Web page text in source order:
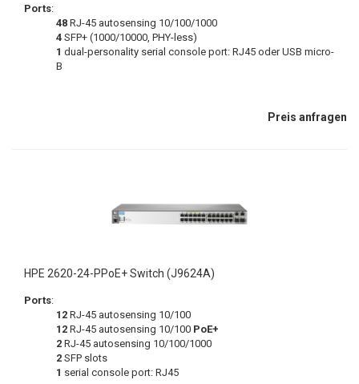
Ports:
48 RJ-45 autosensing 10/100/1000
4 SFP+ (1000/10000, PHY-less)
1 dual-personality serial console port: RJ45 oder USB micro-
B
Preis anfragen
HPE 2620-24-PPoE+ Switch (J9624A)
Ports:
12 RJ-45 autosensing 10/100
12 RJ-45 autosensing 10/100 PoE+
2 RJ-45 autosensing 10/100/1000
2 SFP slots
1 serial console port: RJ45